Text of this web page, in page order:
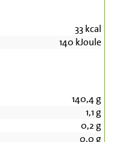
33kcal
140 kJoule
140,4g
1,1 g
0,2 g
0,0 g